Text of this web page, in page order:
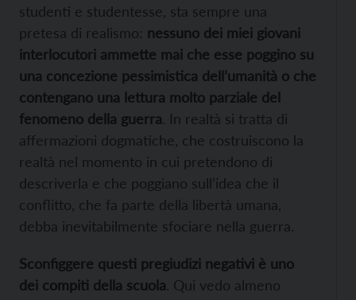
studenti e studentesse, sta sempre una
pretesa di realismo: nessuno dei miei giovani
interlocutori ammette mai che esse poggino su
una concezione pessimistica dell’umanità o che
contengano una lettura molto parziale del
fenomeno della guerra. In realtà si tratta di
affermazioni dogmatiche, che costruiscono la
realtà nel momento in cui pretendono di
descriverla e che poggiano sull’idea che il
conflitto, che fa parte della libertà umana,
debba inevitabilmente sfociare nella guerra.
Sconfiggere questi pregiudizi negativi è uno
dei compiti della scuola. Qui vedo almeno